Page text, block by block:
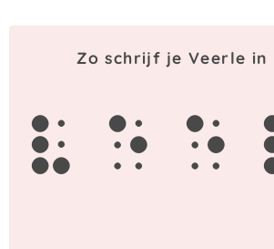
Zo schrijf je Veerle in
v e e